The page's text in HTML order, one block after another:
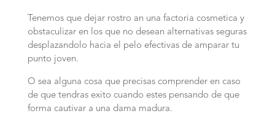
Tenemos que dejar rostro an una factoria cosmetica y
obstaculizar en los que no desean alternativas seguras
desplazandolo hacia el pelo efectivas de amparar tu
punto joven.
O sea alguna cosa que precisas comprender en caso
de que tendras exito cuando estes pensando de que
forma cautivar a una dama madura.